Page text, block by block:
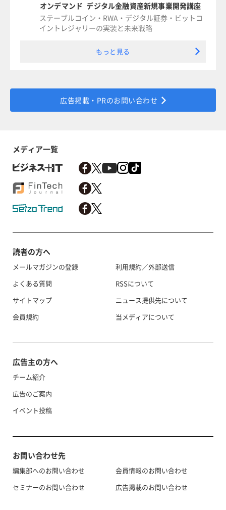
オンデマンド デジタル金融資産新規事業開発講座
ステーブルコイン・RWA・デジタル証券・ビットコ
イントレジャリーの実装と未来戦略
もっと見る
広告掲載・PRのお問い合わせ
メディア一覧
読者の方へ
メールマガジンの登録
よくある質問
サイトマップ
会員規約
利用規約／外部送信
RSSについて
ニュース提供先について
当メディアについて
広告主の方へ
チーム紹介
広告のご案内
イベント投稿
お問い合わせ先
編集部へのお問い合わせ
セミナーのお問い合わせ
会員情報のお問い合わせ
広告掲載のお問い合わせ